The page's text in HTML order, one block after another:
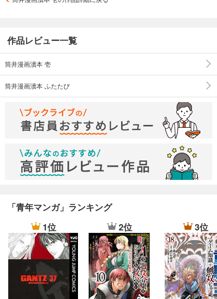
事』、 蛭子能収『傷ついたのは誰の心』、加藤礼次朗『TROU
くやまけいこ『かいじゅうゴミイ』、 まつざきあけみ『イチゴ
の日』、 南伸坊『禁花』、矢萩貴子『セクション』、 山浦章
『星は生きている』。
巻末に筒井康隆自身による漫画化作品『アフリカの血』を収
録。これは『筒井康隆全漫画』にも収録されていた。
本体価格780円
★★★
作品レビュー一覧
筒井漫画瀆本 壱
筒井漫画瀆本 ふたたび
「青年マンガ」ランキング
1位
2位 3位